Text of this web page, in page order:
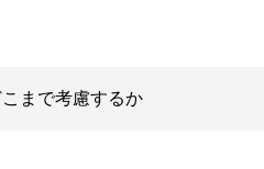
まで考慮するか